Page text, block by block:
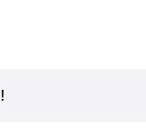
Financiamentos